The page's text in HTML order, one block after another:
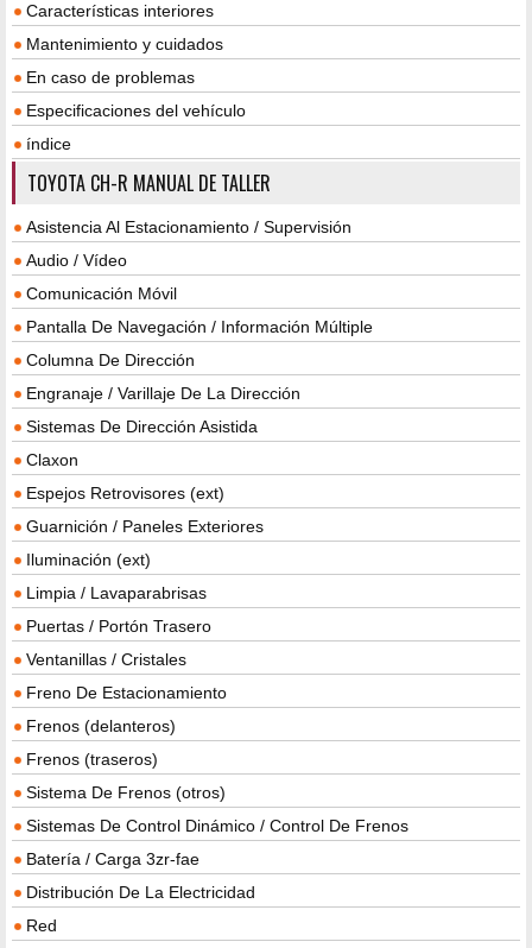
Características interiores
Mantenimiento y cuidados
En caso de problemas
Especificaciones del vehículo
índice
TOYOTA CH-R MANUAL DE TALLER
Asistencia Al Estacionamiento / Supervisión
Audio / Vídeo
Comunicación Móvil
Pantalla De Navegación / Información Múltiple
Columna De Dirección
Engranaje / Varillaje De La Dirección
Sistemas De Dirección Asistida
Claxon
Espejos Retrovisores (ext)
Guarnición / Paneles Exteriores
Iluminación (ext)
Limpia / Lavaparabrisas
Puertas / Portón Trasero
Ventanillas / Cristales
Freno De Estacionamiento
Frenos (delanteros)
Frenos (traseros)
Sistema De Frenos (otros)
Sistemas De Control Dinámico / Control De Frenos
Batería / Carga 3zr-fae
Distribución De La Electricidad
Red